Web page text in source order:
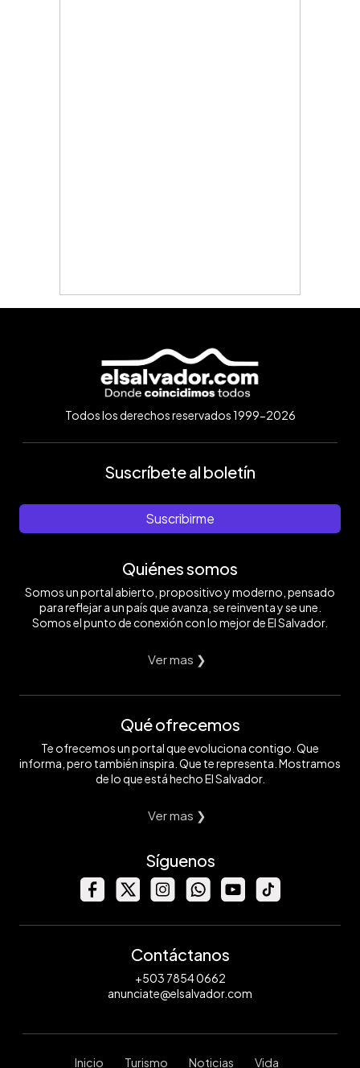
Todos los derechos reservados 1999-2026
Suscríbete al boletín
Suscribirme
Quiénes somos
Somos un portal abierto, propositivo y moderno, pensado
para reflejar a un país que avanza, se reinventa y se une.
Somos el punto de conexión con lo mejor de El Salvador.
Ver mas ❯
Qué ofrecemos
Te ofrecemos un portal que evoluciona contigo. Que
informa, pero también inspira. Que te representa. Mostramos
de lo que está hecho El Salvador.
Ver mas ❯
Síguenos
Contáctanos
+503 7854 0662
anunciate@elsalvador.com
Inicio Turismo Noticias Vida